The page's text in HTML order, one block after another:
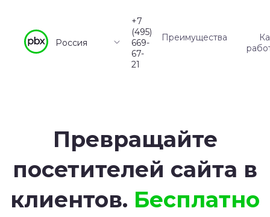
Россия
+7
(495)
669-
67-
21
Преимущества
Превращайте
посетителей сайта в
клиентов. Бесплатно